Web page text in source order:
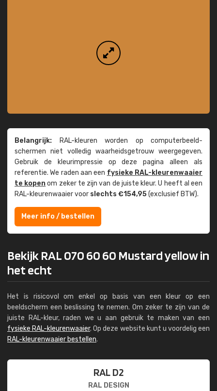
Belangrijk: RAL-kleuren worden op computer­beeld­
schermen niet volledig waarheids­­getrouw weer­gegeven.
Gebruik de kleur­impressie op deze pagina alleen als
referentie. We raden aan een fysieke RAL-kleuren­waaier
te kopenom zeker te zijn van de juiste kleur. U heeft al een
RAL-kleuren­waaier voor slechts €154,95(exclusief BTW).
Meer info / bestellen
Bekijk RAL 070 60 60 Mustard yellow in
het echt
Het is risicovol om enkel op basis van een kleur op een
beeldscherm een beslissing te nemen. Om zeker te zijn van de
juiste RAL-kleur, raden we u aan gebruik te maken van een
fysieke RAL-kleurenwaaier. Op deze website kunt u voordelig een
RAL-kleurenwaaier bestellen.
RAL D2
RAL DESIGN